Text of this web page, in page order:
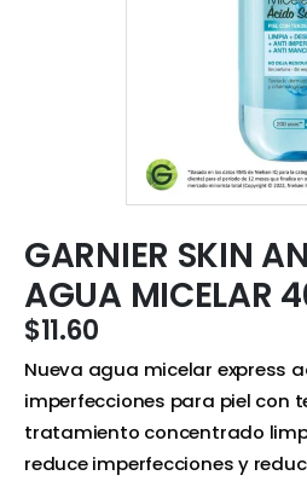
GARNIER SKIN
AGUA MICELAR
$11.60
Nueva agua micelar express
imperfecciones para piel con
tratamiento concentrado
reduce imperfecciones y